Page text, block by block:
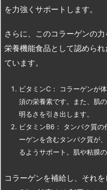
を力強くサポートします。
さらに、このコラーゲンの
栄養機能食品として認めら
ています。
ビタミンC： コラーゲンが
須の栄養素です。また、肌
明るさを引き出します。
ビタミンB6： タンパク質
ーゲンを含むタンパク質が
るようサポート。肌や粘膜
コラーゲンを補給し、それ